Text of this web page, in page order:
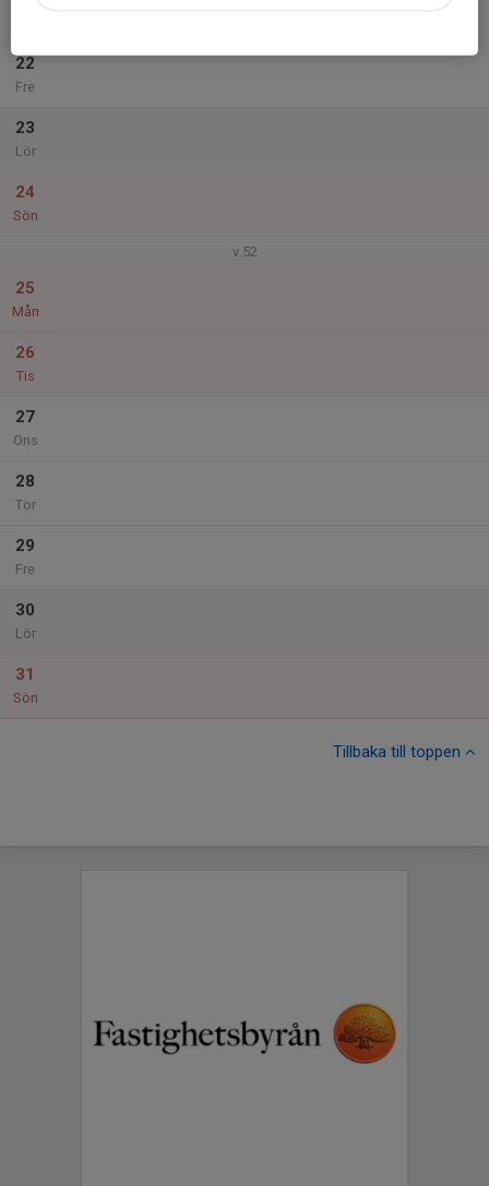
22
Fre
23
Lör
24
Sön
v.52
25
Mån
26
Tis
27
Ons
28
Tor
29
Fre
30
Lör
31
Sön
Tillbaka till toppen